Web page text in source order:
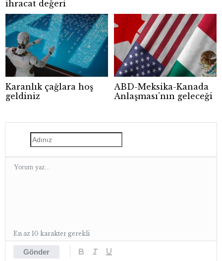
ihracat değeri
Karanlık çağlara hoş
geldiniz
ABD-Meksika-Kanada
Anlaşması’nın geleceği
Gönder
En az 10 karakter gerekli